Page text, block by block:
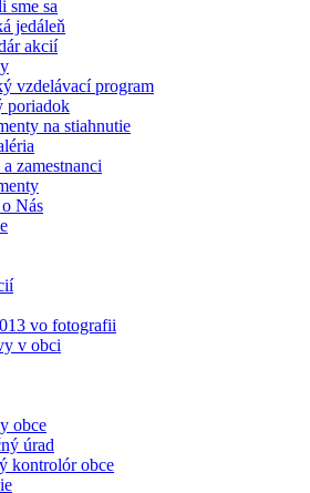
sme sa
jedáleň
akcií
vzdelávací program
poriadok
na stiahnutie
zamestnanci
Nás
vo fotografii
v obci
obce
úrad
kontrolór obce